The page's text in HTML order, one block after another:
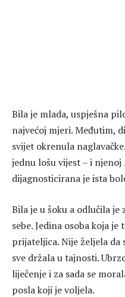
Bila je mlada, uspješna
najvećoj mjeri. Međutim,
svijet okrenula
jednu lošu vijest – i
dijagnosticirana je ista
Bila je u šoku a odlučila
sebe. Jedina osoba koja
prijateljica. Nije željela da
sve držala u tajnosti.
liječenje i za sada se
posla koji je voljela.